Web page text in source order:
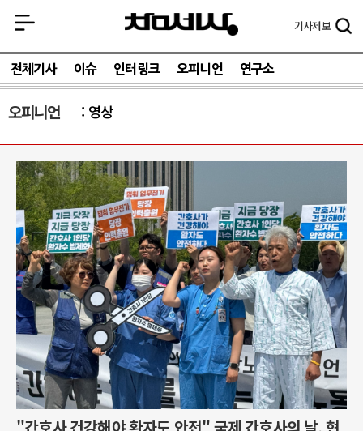
기사제보
전체기사 이슈 인터링크 오피니언 연구소
오피니언 영상